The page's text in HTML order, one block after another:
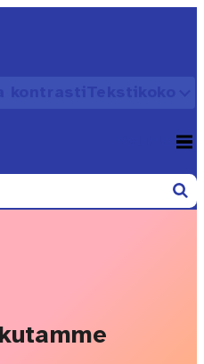
Etsi